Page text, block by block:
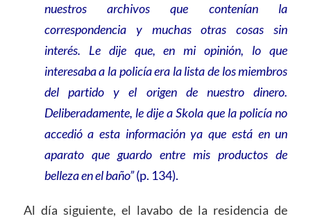
nuestros archivos que contenían la
correspondencia y muchas otras cosas sin
interés. Le dije que, en mi opinión, lo que
interesaba a la policía era la lista de los miembros
del partido y el origen de nuestro dinero.
Deliberadamente, le dije a Skola que la policía no
accedió a esta información ya que está en un
aparato que guardo entre mis productos de
belleza en el baño”(p. 134).
Al día siguiente, el lavabo de la residencia de